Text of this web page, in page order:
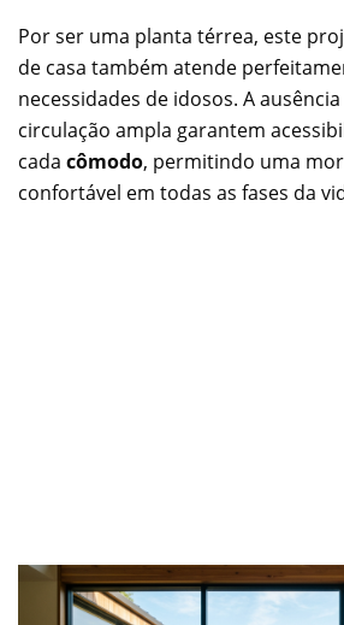
Por ser uma planta térrea, este
de casa também atende
necessidades de idosos. A
circulação ampla garantem
cada cômodo, permitindo uma
confortável em todas as fases da